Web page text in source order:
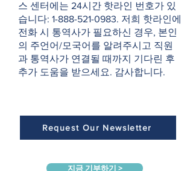
스 센터에는 24시간 핫라인 번호가 있
습니다: 1-888-521-0983. 저희 핫라인에
전화 시 통역사가 필요하신 경우, 본인
의 주언어/모국어를 알려주시고 직원
과 통역사가 연결될 때까지 기다린 후
추가 도움을 받으세요. 감사합니다.
Request Our Newsletter
지금 기부하기 >